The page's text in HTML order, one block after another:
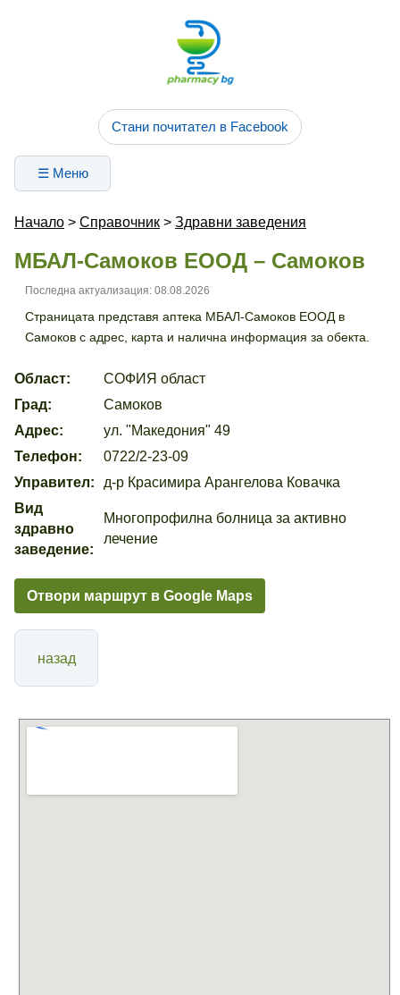
Стани почитател в Facebook
☰ Меню
Начало > Справочник > Здравни заведения
МБАЛ-Самоков ЕООД – Самоков
Последна актуализация: 08.08.2026
Страницата представя аптека МБАЛ-Самоков ЕООД в
Самоков с адрес, карта и налична информация за обекта.
Област:
СОФИЯ област
Град:
Самоков
Адрес:
ул. "Македония" 49
Телефон:
0722/2-23-09
Управител:
д-р Красимира Арангелова Ковачка
Вид
здравно
заведение:
Многопрофилна болница за активно
лечение
Отвори маршрут в Google Maps
назад